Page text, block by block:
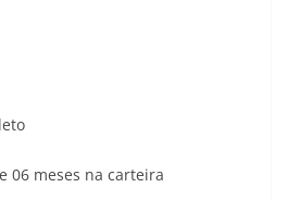
06 meses na carteira